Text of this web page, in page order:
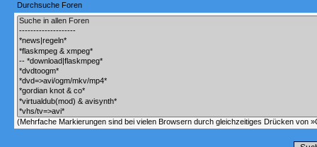
Durchsuche Foren
(Mehrfache Markierungen sind bei vielen Browsern durch gleichzeitiges Drücken von